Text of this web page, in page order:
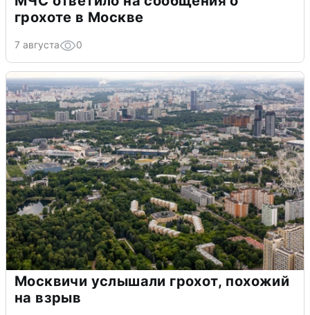
грохоте в Москве
7 августа 0
Москвичи услышали грохот, похожий
на взрыв